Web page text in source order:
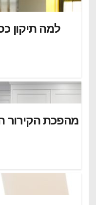
למה תיקון
מהפכת הקירור